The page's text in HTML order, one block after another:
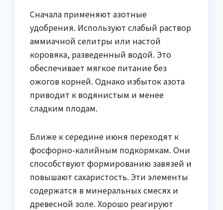
Сначала применяют азотные
удобрения. Используют слабый раствор
аммиачной селитры или настой
коровяка, разведенный водой. Это
обеспечивает мягкое питание без
ожогов корней. Однако избыток азота
приводит к водянистым и менее
сладким плодам.
Ближе к середине июня переходят к
фосфорно-калийным подкормкам. Они
способствуют формированию завязей и
повышают сахаристость. Эти элементы
содержатся в минеральных смесях и
древесной золе. Хорошо реагируют